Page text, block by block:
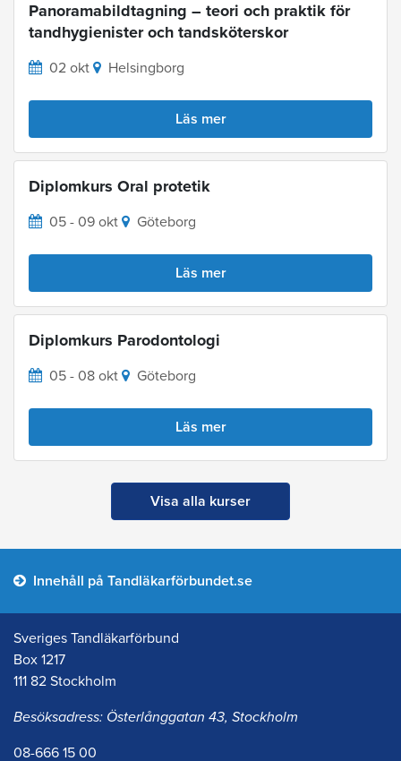
Panoramabildtagning – teori och praktik för
tandhygienister och tandsköterskor
02 okt Helsingborg
Läs mer
Diplomkurs Oral protetik
05 - 09 okt Göteborg
Läs mer
Diplomkurs Parodontologi
05 - 08 okt Göteborg
Läs mer
Visa alla kurser
Innehåll på Tandläkarförbundet.se
Sveriges Tandläkarförbund
Box 1217
111 82 Stockholm
Besöksadress: Österlånggatan 43, Stockholm
08-666 15 00